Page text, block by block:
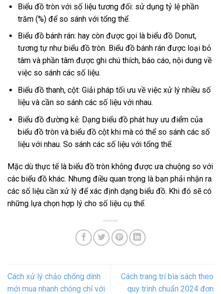
Biểu đồ tròn với số liệu tương đối: sử dụng tỷ lệ phần
trăm (%) để so sánh với tổng thể.
Biểu đồ bánh rán: hay còn được gọi là biểu đồ Donut,
tương tự như biểu đồ tròn. Biểu đồ bánh rán được loại bỏ
tâm và phần tâm được ghi chú thích, báo cáo, nội dung về
việc so sánh các số liệu.
Biểu đồ thanh, cột: Giải pháp tối ưu về việc xử lý nhiều số
liệu và cần so sánh các số liệu với nhau.
Biểu đồ đường kẻ: Dạng biểu đồ phát huy ưu điểm của
biểu đồ tròn và biểu đồ cột khi mà có thể so sánh các số
liệu với nhau. So sánh các số liệu với tổng thể.
Mặc dù thực tế là biểu đồ tròn không được ưa chuộng so với
các biểu đồ khác. Nhưng điều quan trọng là bạn phải nhận ra
các số liệu cần xử lý để xác định dạng biểu đồ. Khi đó sẽ có
những lựa chọn hợp lý cho số liệu cụ thể.
Cách xử lý chảo chống dính
mới mua nhanh chóng chỉ với
Cách trang trí bìa sách theo
quy trình chuẩn 2024 đơn